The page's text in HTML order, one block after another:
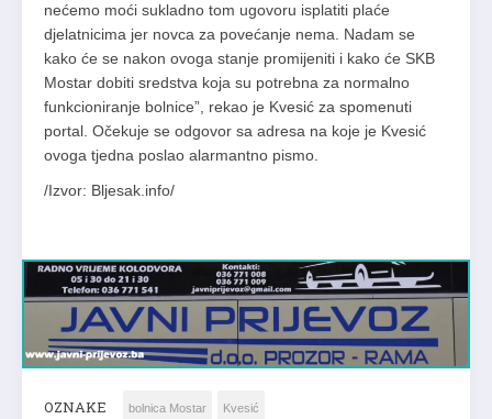
nećemo moći sukladno tom ugovoru isplatiti plaće
djelatnicima jer novca za povećanje nema. Nadam se
kako će se nakon ovoga stanje promijeniti i kako će SKB
Mostar dobiti sredstva koja su potrebna za normalno
funkcioniranje bolnice”, rekao je Kvesić za spomenuti
portal. Očekuje se odgovor sa adresa na koje je Kvesić
ovoga tjedna poslao alarmantno pismo.
/Izvor: Bljesak.info/
OZNAKE bolnica Mostar Kvesić